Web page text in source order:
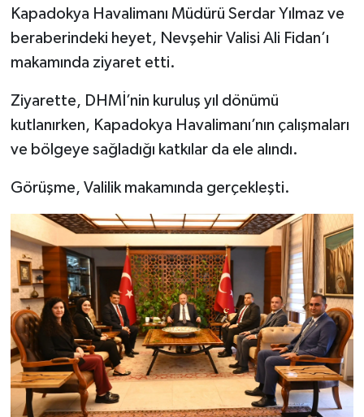
Kapadokya Havalimanı Müdürü Serdar Yılmaz ve
beraberindeki heyet, Nevşehir Valisi Ali Fidan’ı
makamında ziyaret etti.
Ziyarette, DHMİ’nin kuruluş yıl dönümü
kutlanırken, Kapadokya Havalimanı’nın çalışmaları
ve bölgeye sağladığı katkılar da ele alındı.
Görüşme, Valilik makamında gerçekleşti.